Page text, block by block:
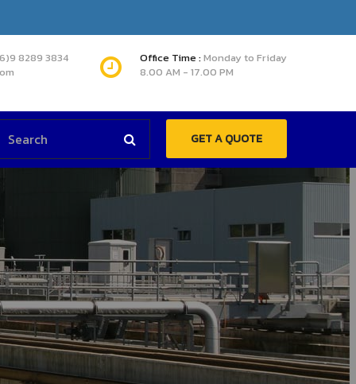
8289 3834
Office Time :Monday to Friday
8.00 AM - 17.00 PM
GET A QUOTE